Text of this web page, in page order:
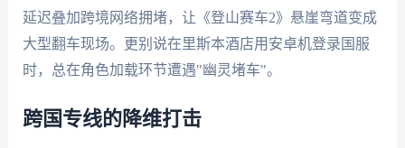
延迟叠加跨境网络拥堵，让《登山赛车2》悬崖弯道变成
大型翻车现场。更别说在里斯本酒店用安卓机登录国服
时，总在角色加载环节遭遇"幽灵堵车"。
跨国专线的降维打击